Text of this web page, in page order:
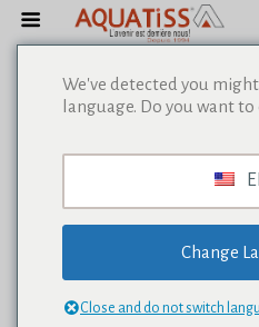
We've detected you
language. Do you want
Change
Close and do not switch